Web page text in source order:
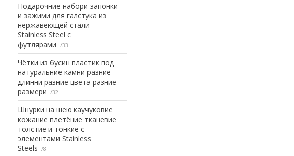
Подарочние набори запонки
и зажими для галстука из
нержавеющей стали
Stainless Steel с
футлярами
33
Чётки из бусин пластик под
натуральние камни разние
длинни разние цвета разние
размери
32
Шнурки на шею каучуковие
кожание плетёние тканевие
толстие и тонкие с
элементами Stainless
Steels
8